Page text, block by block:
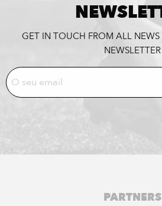
GET IN TOUCH FROM ALL
NEWSLETTER
PARTNERS